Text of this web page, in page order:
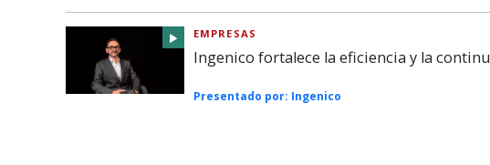
EMPRESAS
Ingenico fortalece la eficiencia y la
Presentado por: Ingenico